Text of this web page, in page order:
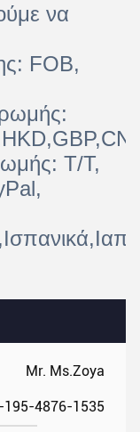
Mr. Ms.Zoya
195-4876-1535
να
FOB,
T/T,